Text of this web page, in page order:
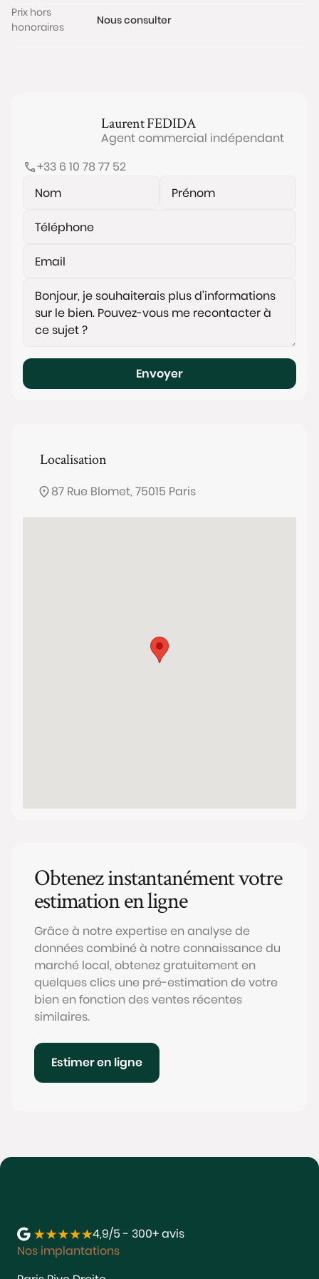
Prix hors
honoraires
Nous consulter
LaurentFEDIDA
Agent commercial indépendant
+33 6 10 78 77 52
Envoyer
Localisation
87 Rue Blomet, 75015 Paris
Obtenez instantanément votre
estimation en ligne
Grâce à notre expertise en analyse de
données combiné à notre connaissance du
marché local, obtenez gratuitement en
quelques clics une pré-estimation de votre
bien en fonction des ventes récentes
similaires.
Estimer en ligne
4,9/5 - 300+ avis
Nos implantations